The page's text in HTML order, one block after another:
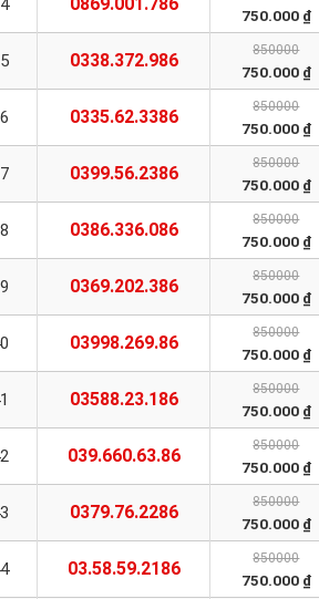
750.000 ₫
0338.372.986 850000
750.000 ₫
0335.62.3386 850000
750.000 ₫
0399.56.2386 850000
750.000 ₫
0386.336.086 850000
750.000 ₫
0369.202.386 850000
750.000 ₫
03998.269.86 850000
750.000 ₫
03588.23.186 850000
750.000 ₫
039.660.63.86 850000
750.000 ₫
0379.76.2286 850000
750.000 ₫
03.58.59.2186 850000
750.000 ₫